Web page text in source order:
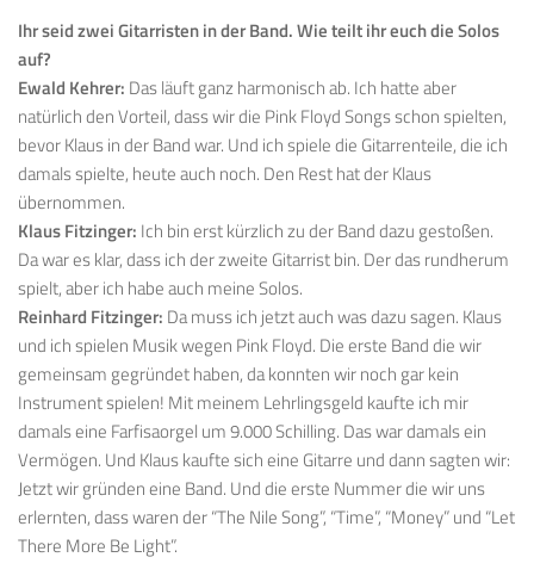
Ihr seid zwei Gitarristen in der Band. Wie teilt ihr euch die Solos
auf?
Ewald Kehrer: Das läuft ganz harmonisch ab. Ich hatte aber
natürlich den Vorteil, dass wir die Pink Floyd Songs schon spielten,
bevor Klaus in der Band war. Und ich spiele die Gitarrenteile, die ich
damals spielte, heute auch noch. Den Rest hat der Klaus
übernommen.
Klaus Fitzinger: Ich bin erst kürzlich zu der Band dazu gestoßen.
Da war es klar, dass ich der zweite Gitarrist bin. Der das rundherum
spielt, aber ich habe auch meine Solos.
Reinhard Fitzinger: Da muss ich jetzt auch was dazu sagen. Klaus
und ich spielen Musik wegen Pink Floyd. Die erste Band die wir
gemeinsam gegründet haben, da konnten wir noch gar kein
Instrument spielen! Mit meinem Lehrlingsgeld kaufte ich mir
damals eine Farfisaorgel um 9.000 Schilling. Das war damals ein
Vermögen. Und Klaus kaufte sich eine Gitarre und dann sagten wir:
Jetzt wir gründen eine Band. Und die erste Nummer die wir uns
erlernten, dass waren der “The Nile Song”, “Time”, “Money” und “Let
There More Be Light”.